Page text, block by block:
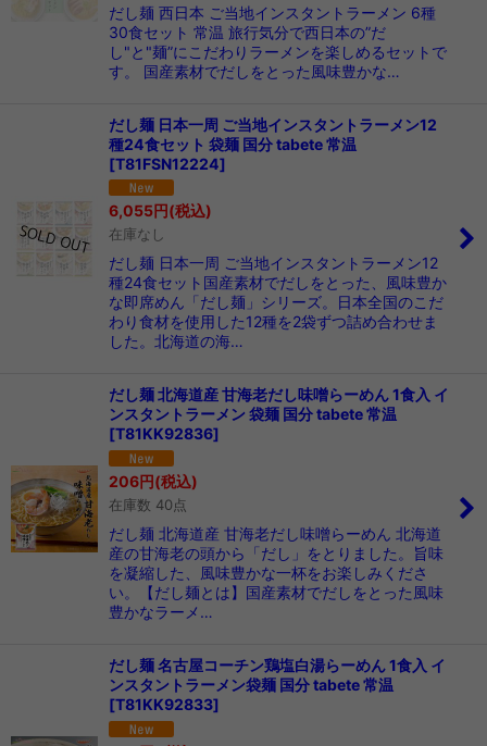
だし麺 西日本 ご当地インスタントラーメン 6種
30食セット 常温 旅行気分で西日本の”だ
し"と"麺”にこだわりラーメンを楽しめるセットで
す。 国産素材でだしをとった風味豊かな…
だし麺 日本一周 ご当地インスタントラーメン12
種24食セット 袋麺 国分 tabete 常温
[T81FSN12224]
6,055円(税込)
在庫なし
だし麺 日本一周 ご当地インスタントラーメン12
種24食セット国産素材でだしをとった、風味豊か
な即席めん「だし麺」シリーズ。日本全国のこだ
わり食材を使用した12種を2袋ずつ詰め合わせま
した。北海道の海…
だし麺 北海道産 甘海老だし味噌らーめん 1食入 イ
ンスタントラーメン 袋麺 国分 tabete 常温
[T81KK92836]
206円(税込)
在庫数 40点
だし麺 北海道産 甘海老だし味噌らーめん 北海道
産の甘海老の頭から「だし」をとりました。旨味
を凝縮した、風味豊かな一杯をお楽しみくださ
い。【だし麺とは】国産素材でだしをとった風味
豊かなラーメ…
だし麺 名古屋コーチン鶏塩白湯らーめん 1食入 イ
ンスタントラーメン袋麺 国分 tabete 常温
[T81KK92833]